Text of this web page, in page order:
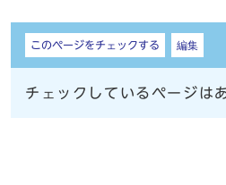
しおり
このページをチェックする 編集
チェックしているページは